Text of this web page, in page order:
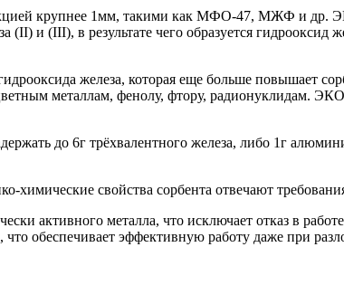
крупнее 1мм, такими как МФО-47, МЖФ и
и (III), в результате чего образуется гидрооксид
железа, которая еще больше повышает
металлам, фенолу, фтору, радионуклидам.
до 6г трёхвалентного железа, либо 1г
химические свойства сорбента отвечают
активного металла, что исключает отказ в
обеспечивает эффективную работу даже при